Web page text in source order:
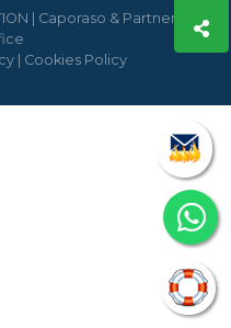
| Caporaso & Partners
| Cookies Policy